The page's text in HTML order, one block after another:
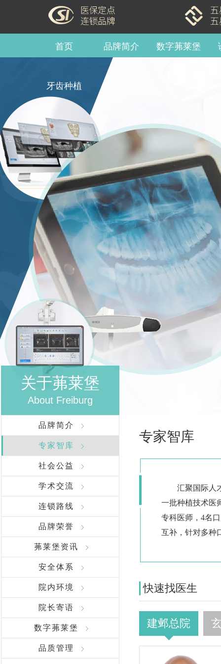
首页 品牌简介 数字茀莱堡
牙齿种植
关于茀莱堡
About Freiburg
品牌简介
专家智库
社会公益
学术交流
连锁路线
品牌荣誉
茀莱堡资讯
安全体系
院内环境
院长寄语
数字茀莱堡
品质管理
专家智库
汇聚国际人
一批种植技术医
专科医师，4名
互补，针对多种
快速找医生
建邺总院